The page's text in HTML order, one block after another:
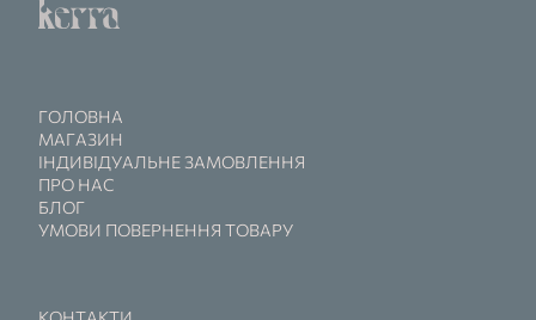
ГОЛОВНА
МАГАЗИН
ІНДИВІДУАЛЬНЕ ЗАМОВЛЕННЯ
ПРО НАС
БЛОГ
УМОВИ ПОВЕРНЕННЯ ТОВАРУ